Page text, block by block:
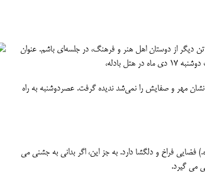
دیگر از دوستان اهل هنر و فرهنگ، در جلسه‌ای باشم. عنوان
مهر و صفایش را نمی‌شد ندیده گرفت. عصردوشنبه به راه
فضایی فراخ و دلگشا دارد. به جز این، اگر بدانی به جشنی می
می گیرد.